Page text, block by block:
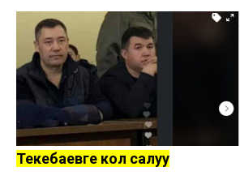
Текебаевге кол салуу